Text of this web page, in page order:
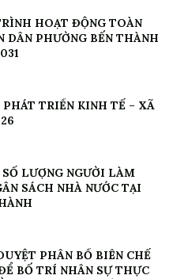
HOẠT ĐỘNG TOÀN
DÂN PHƯỜNG BẾN THÀNH
TRIỂN KINH TẾ – XÃ
LƯỢNG NGƯỜI LÀM
SÁCH NHÀ NƯỚC TẠI
PHÂN BỔ BIÊN CHẾ
BỐ TRÍ NHÂN SỰ THỰC